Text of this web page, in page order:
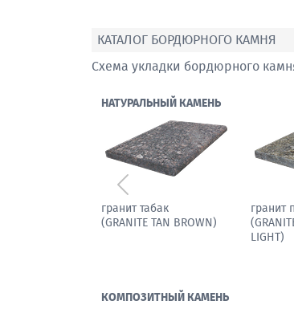
КАТАЛОГ БОРДЮРНОГО КАМНЯ
Схема укладки бордюрного
НАТУРАЛЬНЫЙ КАМЕНЬ
мрамор паллодио
гранит
Предыдущий
КОМПОЗИТНЫЙ КАМЕНЬ